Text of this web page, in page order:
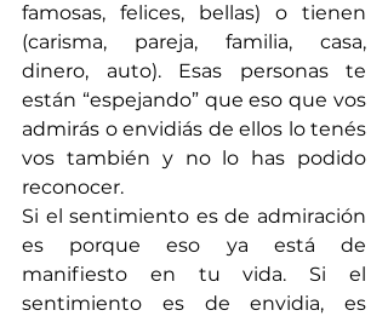
famosas, felices, bellas) o tienen
(carisma, pareja, familia, casa,
dinero, auto). Esas personas te
están “espejando” que eso que vos
admirás o envidiás de ellos lo tenés
vos también y no lo has podido
reconocer.
Si el sentimiento es de admiración
es porque eso ya está de
manifiesto en tu vida. Si el
sentimiento es de envidia, es